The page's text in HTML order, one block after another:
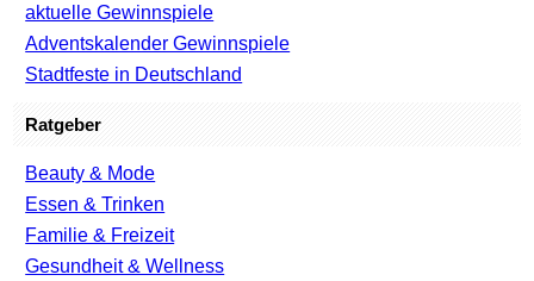
aktuelle Gewinnspiele
Adventskalender Gewinnspiele
Stadtfeste in Deutschland
Ratgeber
Beauty & Mode
Essen & Trinken
Familie & Freizeit
Gesundheit & Wellness